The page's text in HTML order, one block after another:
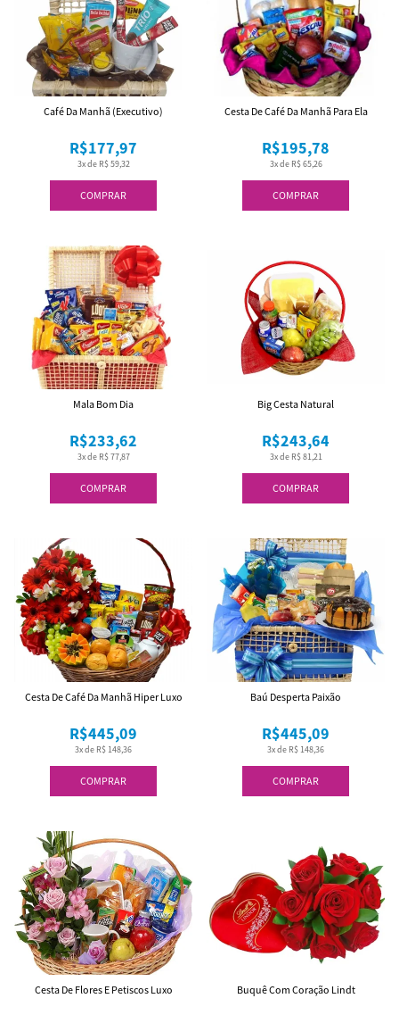
COMPRAR
3x de R$ 59,32
R$177,97
Café Da Manhã (Executivo)
COMPRAR
3x de R$ 65,26
R$195,78
Cesta De Café Da Manhã Para Ela
COMPRAR
3x de R$ 77,87
R$233,62
Mala Bom Dia
COMPRAR
3x de R$ 81,21
R$243,64
Big Cesta Natural
COMPRAR
3x de R$ 148,36
R$445,09
Cesta De Café Da Manhã Hiper Luxo
COMPRAR
3x de R$ 148,36
R$445,09
Baú Desperta Paixão
Cesta De Flores E Petiscos Luxo Buquê Com Coração Lindt